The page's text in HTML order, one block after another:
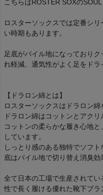
こちらはROSTER SOXのSOUL
ロスターソックスでは定番シ
い時期もあります。
足底がパイル地になっており
れ軽減、通気性がよく足をド
【ドラロン綿とは】
ロスターソックスはドラロン綿
ドラロン綿はコットンとアクリ
コットンの柔らかな履き心地
しています。
しっとり感のある独特でソフト
底はパイル地で切り替え消臭効
全て日本の工場で生産されて
性で長く履ける優れた靴下ブラ